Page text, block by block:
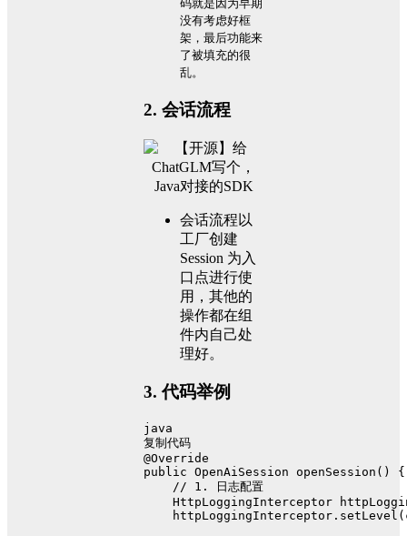
码就是因为早期
没有考虑好框
架，最后功能来
了被填充的很
乱。
2. 会话流程
会话流程以
工厂创建
Session 为入
口点进行使
用，其他的
操作都在组
件内自己处
理好。
3. 代码举例
java
复制代码
@Override
public OpenAiSession openSession ()
{
// 1. 日志配置
HttpLoggingInterceptor